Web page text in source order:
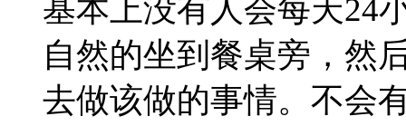
基本上没有人会每天24
自然的坐到餐桌旁，然
去做该做的事情。不会